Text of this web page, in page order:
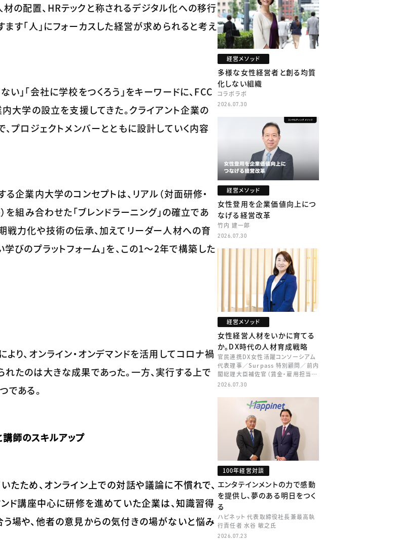
の配置、HRテックと称されるデジタル化への移行
す「人」にフォーカスした経営が求められると考え
」「会社に学校をつくろう」をキーワードに、FCC
大学の設立を支援してきた。クライアント企業の
プロジェクトメンバーとともに設計していく内容
企業内大学のコンセプトは、リアル（対面研修・
を組み合わせた「ブレンドラーニング」の確立であ
戦力化や技術の伝承、加えてリーダー人材への育
びのプラットフォーム」を、この1～2年で構築した
り、オンライン・オンデマンドを活用してコロナ禍
たのは大きな成果であった。一方、実行する上で
である。
師のスキルアップ
たため、オンライン上での対話や議論に不慣れで、
ンド講座中心に研修を進めていた企業は、知識習得
場や、他者の意見からの気付きの場がないと悩み
経営メソッド
多様な女性経営者と創る均質
化しない組織
コラボラボ
2026.07.30
経営メソッド
女性登用を企業価値向上につ
なげる経営改革
竹内 建一郎
2026.07.30
経営メソッド
女性経営人材をいかに育てる
か。DX時代の人材育成戦略
官民連携DX女性活躍コンソーシアム
代表理事／Surpass 特別顧問／前内
閣総理大臣補佐官（賃金・雇用担当）
矢田 稚子
2026.07.30
100年経営対談
エンタテインメントの力で感動
を提供し、夢のある明日をつく
る
ハピネット 代表取締役社長兼最高執
行責任者 水谷 敏之氏
2026.07.23